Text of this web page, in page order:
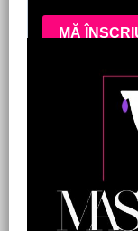
MĂ